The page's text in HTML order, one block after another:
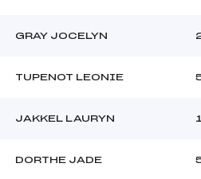
GRAY JOCELYN
TUPENOT LEONIE
JAKKEL LAURYN
DORTHE JADE